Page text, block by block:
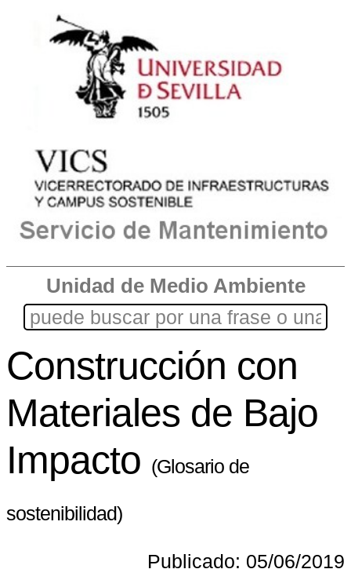
Unidad de Medio Ambiente
Construcción con
Materiales de Bajo
Impacto (Glosario de
sostenibilidad)
Publicado: 05/06/2019